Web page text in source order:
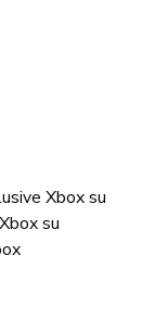
Xbox su
su